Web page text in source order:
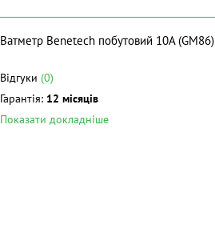
Ватметр Benetech побутовий 10A (GM86)
Відгуки (0)
Гарантія: 12 місяців
Показати докладніше